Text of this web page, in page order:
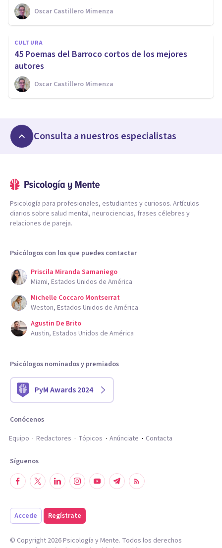
Oscar Castillero Mimenza
CULTURA
45 Poemas del Barroco cortos de los mejores
autores
Oscar Castillero Mimenza
Consulta a nuestros especialistas
Psicología para profesionales, estudiantes y curiosos. Artículos
diarios sobre salud mental, neurociencias, frases célebres y
relaciones de pareja.
Psicólogos con los que puedes contactar
Priscila Miranda Samaniego
Miami, Estados Unidos de América
Michelle Coccaro Montserrat
Weston, Estados Unidos de América
Agustin De Brito
Austin, Estados Unidos de América
Psicólogos nominados y premiados
PyM Awards 2024
Conócenos
Equipo
Redactores Tópicos Anúnciate Contacta
Síguenos
Accede Regístrate
© Copyright 2026Psicología y Mente. Todos los derechos